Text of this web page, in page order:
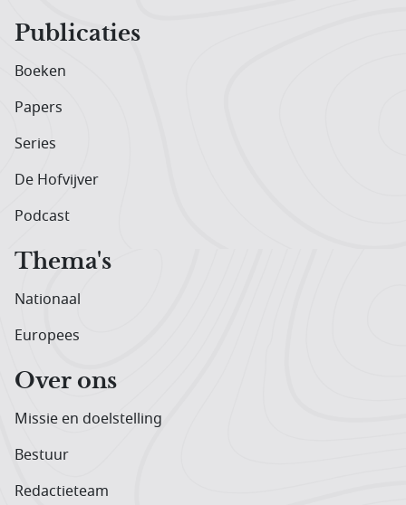
Publicaties
Boeken
Papers
Series
De Hofvijver
Podcast
Thema's
Nationaal
Europees
Over ons
Missie en doelstelling
Bestuur
Redactieteam